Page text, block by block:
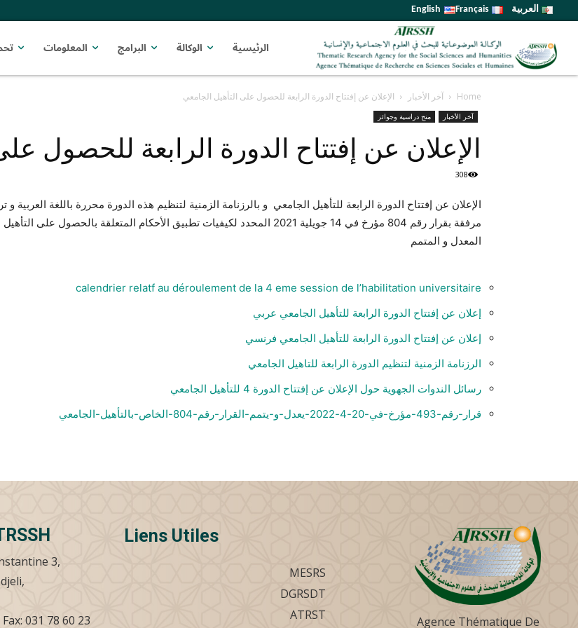
العربية Français
English
الرئيسية الوكالة البرامج المعلومات
Home آخر الأخبار الإعلان عن إفتتاح الدورة الرابعة للحصول على التأهيل الجامعي
آخر الأخبار منح دراسية وجوائز
الإعلان عن إفتتاح الدورة الرابعة للحصول
308
الإعلان عن إفتتاح الدورة الرابعة للتأهيل الجامعي و بالرزنامة الزمنية لتنظيم هذه الدورة محررة باللغة العربية و
مرفقة بقرار رقم 804 مؤرخ في 14 جويلية 2021 المحدد لكيفيات تطبيق الأحكام المتعلقة بالحصول على
المعدل و المتمم
calendrier relatf au déroulement de la 4 eme session de l’habilitation universitaire
إعلان عن إفتتاح الدورة الرابعة للتأهيل الجامعي عربي
إعلان عن إفتتاح الدورة الرابعة للتأهيل الجامعي فرنسي
الرزنامة الزمنية لتنظيم الدورة الرابعة للتاهيل الجامعي
رسائل الندوات الجهوية حول الإعلان عن إفتتاح الدورة 4 للتأهيل الجامعي
قرار-رقم-493-مؤرخ-في-20-4-2022-يعدل-و-يتمم-القرار-رقم-804-الخاص-بالتأهيل-الجامعي
Agence Thématique De
Liens Utiles
MESRS
DGRSDT
ATRST
3,
031 78 60 23